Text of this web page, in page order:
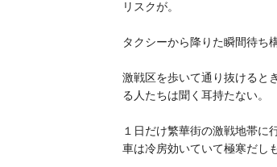
リスクが。
タクシーから降りた瞬間待ち
激戦区を歩いて通り抜けると
る人たちは聞く耳持たない。
１日だけ繁華街の激戦地帯に
車は冷房効いていて極寒だし